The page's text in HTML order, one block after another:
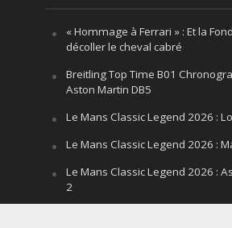
« Hommage à Ferrari » : Et la
décoller le cheval cabré
Breitling Top Time B01
Aston Martin DB5
Le Mans Classic Legend 2026 :
Le Mans Classic Legend 2026 :
Le Mans Classic Legend 2026 :
2